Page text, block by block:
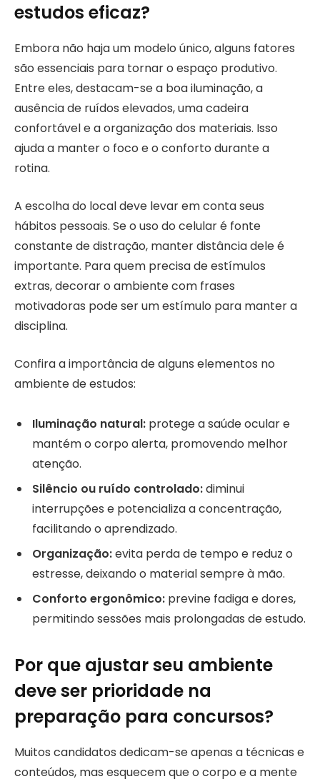
estudos eficaz?
Embora não haja um modelo único, alguns fatores
são essenciais para tornar o espaço produtivo.
Entre eles, destacam-se a boa iluminação, a
ausência de ruídos elevados, uma cadeira
confortável e a organização dos materiais. Isso
ajuda a manter o foco e o conforto durante a
rotina.
A escolha do local deve levar em conta seus
hábitos pessoais. Se o uso do celular é fonte
constante de distração, manter distância dele é
importante. Para quem precisa de estímulos
extras, decorar o ambiente com frases
motivadoras pode ser um estímulo para manter a
disciplina.
Confira a importância de alguns elementos no
ambiente de estudos:
Iluminação natural: protege a saúde ocular e
mantém o corpo alerta, promovendo melhor
atenção.
Silêncio ou ruído controlado:diminui
interrupções e potencializa a concentração,
facilitando o aprendizado.
Organização:evita perda de tempo e reduz o
estresse, deixando o material sempre à mão.
Conforto ergonômico: previne fadiga e dores,
permitindo sessões mais prolongadas de estudo.
Por que ajustar seu ambiente
deve ser prioridade na
preparação para concursos?
Muitos candidatos dedicam-se apenas a técnicas e
conteúdos, mas esquecem que o corpo e a mente